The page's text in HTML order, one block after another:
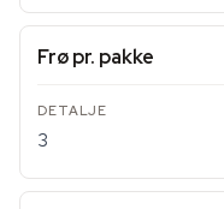
Frø pr. pakke
3